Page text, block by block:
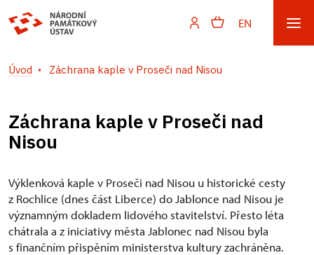
EN
Úvod Záchrana kaple v Proseči nad Nisou
Záchrana kaple v Proseči nad
Nisou
Výklenková kaple v Proseči nad Nisou u historické cesty
z Rochlice (dnes část Liberce) do Jablonce nad Nisou je
významným dokladem lidového stavitelství. Přesto léta
chátrala a z iniciativy města Jablonec nad Nisou byla
s finančním přispěním ministerstva kultury zachráněna.